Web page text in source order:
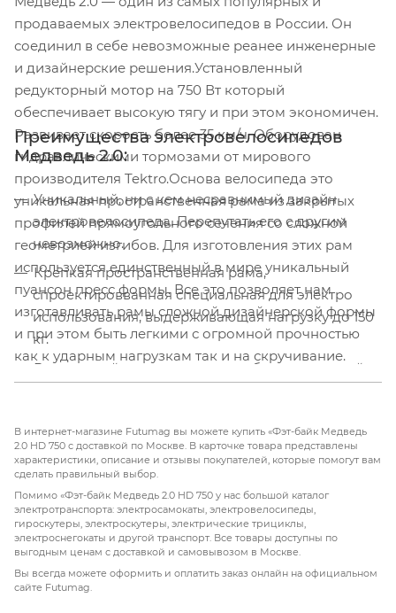
продаваемых электровелосипедов в России. Он
соединил в себе невозможные реанее инженерные
и дизайнерские решения.Установленный
редукторный мотор на 750 Вт который
обеспечивает высокую тягу и при этом экономичен.
Развивает скорость более 35 км/ч. Оборудован
гидравлическими тормозами от мирового
производителя Tektro.Основа велосипеда это
уникальная пространственная рама из закрытых
профилей прямоугольного сечения со сложной
геометрией изгибов. Для изготовления этих рам
используется единственный в мире уникальный
пуансон пресс формы. Все это позволяет нам
изготавливать рамы сложной дизайнерской формы
и при этом быть легкими с огромной прочностью
как к ударным нагрузкам так и на скручивание.
Поэтому эти рамы выдерживают гораздо большие
патентами. Компания 5КИЛОВАТТ™ является
единственным их дистрибьютором на территории
РФ и СНГ. Использование пространственной рамы
также позволило создать уникальный аккумулятор.
Он полностью утапливается в раму и при этом
остается полностью съемным на замке.Это
позволило обеспечить емкость в 14 Ач, что для
Преимущества электровелосипедов
Медведь 2.0:
Уникальный, ни с кем несравнимый дизайн
электровелосипеда. Перепутать его с другим
невозможно.
Крепкая пространственная рама,
спроектировванная специальная для электро
использования, выдерживающая нагрузку до 150
кг.
Встроенный в раму и при этом быстросъемный
компонентов и проводов.
Высокая устойчивость электровелосипеда на
больших скоростях, низкий центр тяжести.
Широкие комфортные шины фэтбайка, можно
использовать одинаково эффективно в городе и
на бездорожье.
Не боится дождя, можно мыть на автомойке - все
В интернет-магазине Futumag вы можете купить «Фэт-байк Медведь
2.0 HD 750 с доставкой по Москве. В карточке товара представлены
характеристики, описание и отзывы покупателей, которые помогут вам
сделать правильный выбор.
Помимо «Фэт-байк Медведь 2.0 HD 750 у нас большой каталог
электротранспорта: электросамокаты, электровелосипеды,
гироскутеры, электроскутеры, электрические трициклы,
электроснегокаты и другой транспорт. Все товары доступны по
выгодным ценам с доставкой и самовывозом в Москве.
Вы всегда можете оформить и оплатить заказ онлайн на официальном
сайте Futumag.